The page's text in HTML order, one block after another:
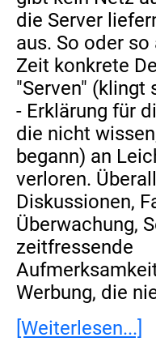
die Server
aus. So oder
Zeit konkrete
"Serven" (klingt
- Erklärung für
die nicht
begann) an
verloren.
Diskussionen,
Überwachung,
zeitfressende
Werbung, die
[Weiterlesen...]